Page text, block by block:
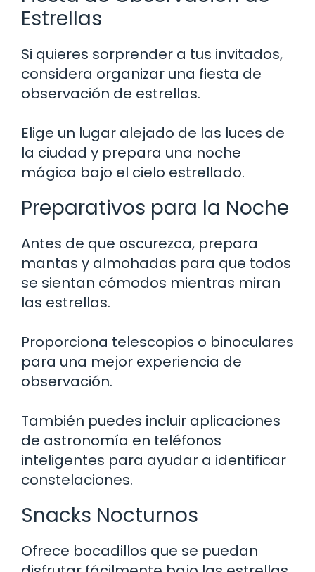
Estrellas
Si quieres sorprender a tus invitados,
considera organizar una fiesta de
observación de estrellas.
Elige un lugar alejado de las luces de
la ciudad y prepara una noche
mágica bajo el cielo estrellado.
Preparativos para la Noche
Antes de que oscurezca, prepara
mantas y almohadas para que todos
se sientan cómodos mientras miran
las estrellas.
Proporciona telescopios o binoculares
para una mejor experiencia de
observación.
También puedes incluir aplicaciones
de astronomía en teléfonos
inteligentes para ayudar a identificar
constelaciones.
Snacks Nocturnos
Ofrece bocadillos que se puedan